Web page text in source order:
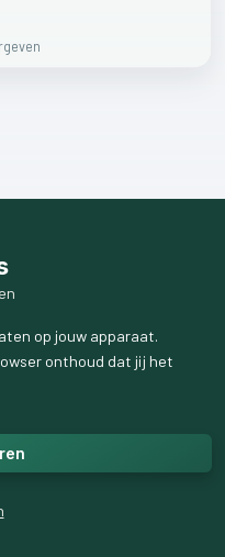
op jouw apparaat.
onthoud dat jij het